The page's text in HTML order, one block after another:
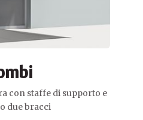
con staffe di supporto e
due bracci